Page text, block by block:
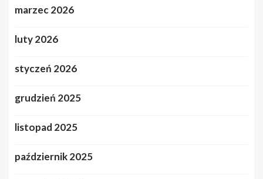
marzec 2026
luty 2026
styczeń 2026
grudzień 2025
listopad 2025
październik 2025